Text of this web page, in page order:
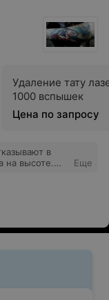
я
нашел
а их было
Удаление тату
1000 вспышек
Цена по запросу
на высоте.
Еще